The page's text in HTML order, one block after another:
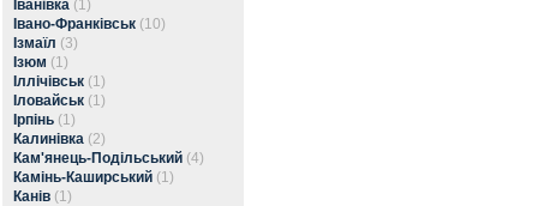
Іванівка (1)
Івано-Франківськ (10)
Ізмаїл (3)
Ізюм (1)
Іллічівськ (1)
Іловайськ (1)
Ірпінь (1)
Калинівка (2)
Кам'янець-Подільський (4)
Камінь-Каширський (1)
Канів (1)